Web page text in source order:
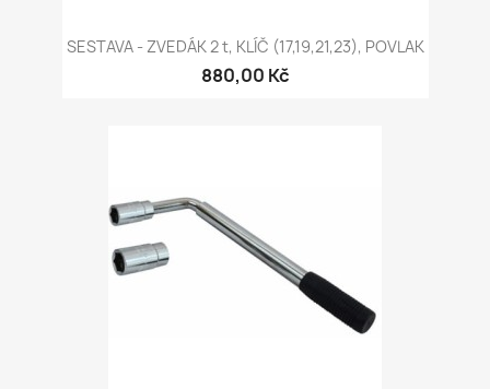
SESTAVA - ZVEDÁK 2 t, KLÍČ (17,19,21,23), POVLAK
880,00 Kč